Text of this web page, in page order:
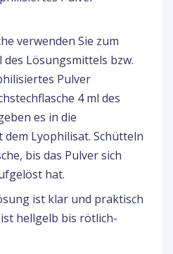
verwenden Sie zum
Lösungsmittels bzw.
Pulver
4 ml des
es in die
dem Lyophilisat. Schütteln
bis das Pulver sich
hat.
ist klar und praktisch
hellgelb bis rötlich-